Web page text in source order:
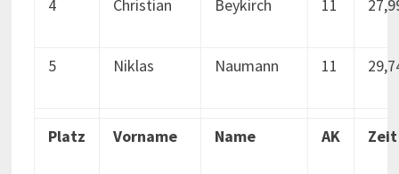
4 Christian Beykirch 11
5 Niklas Naumann 11
Platz Vorname Name AK Zeit